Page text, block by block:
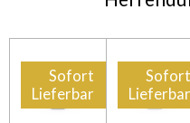
Sofort
Lieferbar
Sofort
Lieferbar